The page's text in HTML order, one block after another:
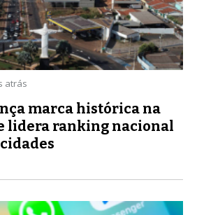
atrás
marca histórica na
lidera ranking nacional